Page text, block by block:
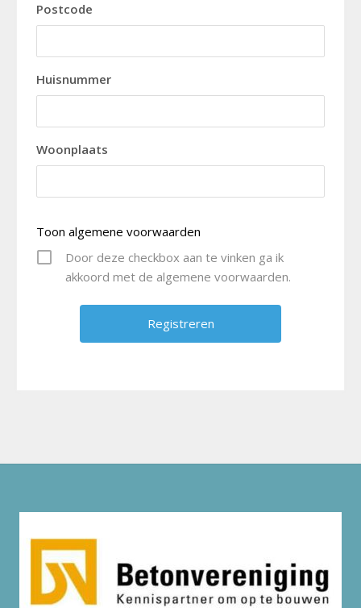
Postcode
Huisnummer
Woonplaats
Toon algemene voorwaarden
Door deze checkbox aan te vinken ga ik
akkoord met de algemene voorwaarden.